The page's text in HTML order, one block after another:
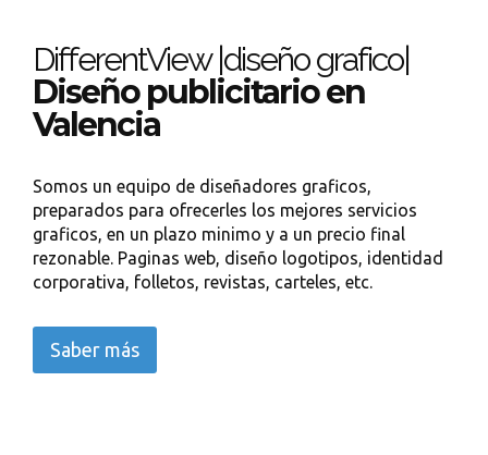
DifferentView |diseño grafico|
Diseño publicitario en
Valencia
Somos un equipo de diseñadores graficos,
preparados para ofrecerles los mejores servicios
graficos, en un plazo minimo y a un precio final
rezonable. Paginas web, diseño logotipos, identidad
corporativa, folletos, revistas, carteles, etc.
Saber más